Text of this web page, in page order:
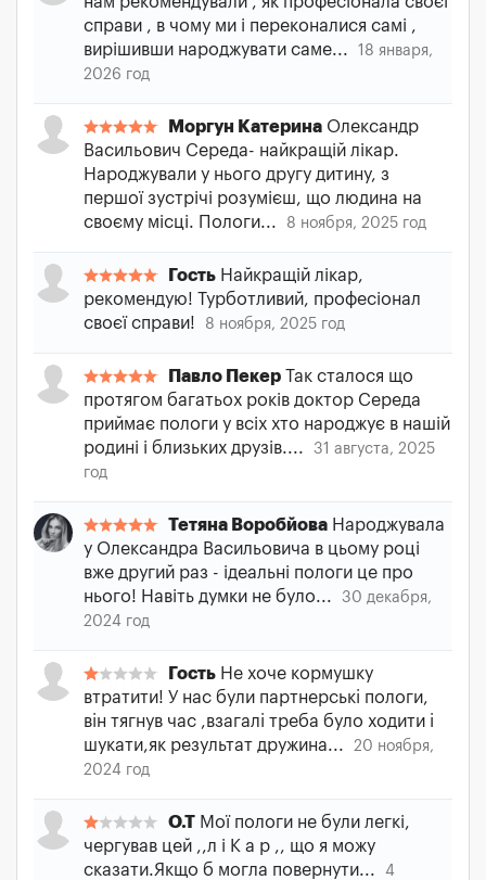
справи , в чому ми і переконалися самі ,
вирішивши народжувати саме...
18 января,
2026 год
Моргун Катерина Олександр
Васильович Середа- найкращій лікар.
Народжували у нього другу дитину, з
першої зустрічі розумієш, що людина на
своєму місці. Пологи...
8 ноября, 2025 год
Гость Найкращій лікар,
рекомендую! Турботливий, професіонал
своєї справи!
8 ноября, 2025 год
Павло Пекер Так сталося що
протягом багатьох років доктор Середа
приймає пологи у всіх хто народжує в нашій
родині і близьких друзів....
31 августа, 2025
год
Тетяна Воробйова Народжувала
у Олександра Васильовича в цьому році
вже другий раз - ідеальні пологи це про
нього! Навіть думки не було...
30 декабря,
2024 год
Гость Не хоче кормушку
втратити! У нас були партнерськi пологи,
вiн тягнув час ,взагалi треба було ходити i
шукати,як результат дружина...
20 ноября,
2024 год
О.Т Мої пологи не були легкі,
чергував цей ,,л і К а р ,, що я можу
сказати.Якщо б могла повернути...
4